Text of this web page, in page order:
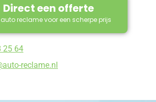
Direct een offerte
auto reclame voor een scherpe prijs
25 64
reclame.nl